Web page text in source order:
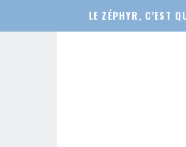
LE ZÉPHYR, C’EST